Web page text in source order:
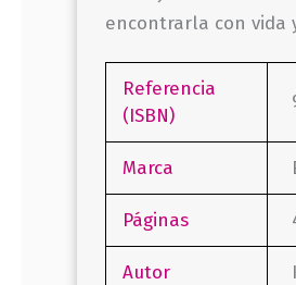
encontrarla con vida
Referencia
(ISBN)
Marca
Páginas
Autor